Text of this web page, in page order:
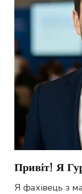
Привіт! Я
Я фахівець з